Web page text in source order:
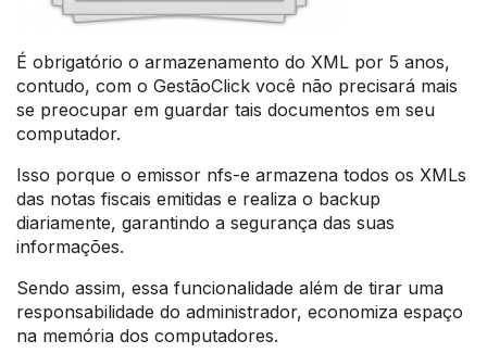
É obrigatório o armazenamento do XML por 5 anos,
contudo, com o GestãoClick você não precisará mais
se preocupar em guardar tais documentos em seu
computador.
Isso porque o emissor nfs-e armazena todos os XMLs
das notas fiscais emitidas e realiza o backup
diariamente, garantindo a segurança das suas
informações.
Sendo assim, essa funcionalidade além de tirar uma
responsabilidade do administrador, economiza espaço
na memória dos computadores.